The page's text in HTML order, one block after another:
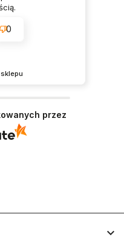
:) Z
0
przez
